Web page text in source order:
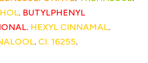
. BUTYLPHENYL
. HEXYL CINNAMAL.
. CI. 16255.